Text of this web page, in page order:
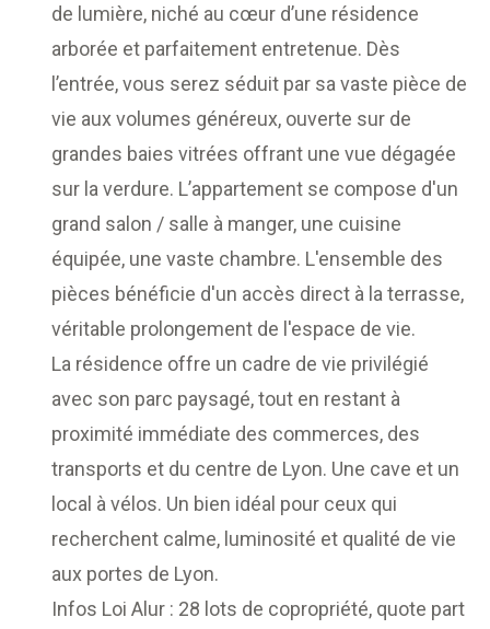
de lumière, niché au cœur d’une résidence
arborée et parfaitement entretenue. Dès
l’entrée, vous serez séduit par sa vaste pièce de
vie aux volumes généreux, ouverte sur de
grandes baies vitrées offrant une vue dégagée
sur la verdure. L’appartement se compose d'un
grand salon / salle à manger, une cuisine
équipée, une vaste chambre. L'ensemble des
pièces bénéficie d'un accès direct à la terrasse,
véritable prolongement de l'espace de vie.
La résidence offre un cadre de vie privilégié
avec son parc paysagé, tout en restant à
proximité immédiate des commerces, des
transports et du centre de Lyon. Une cave et un
local à vélos. Un bien idéal pour ceux qui
recherchent calme, luminosité et qualité de vie
aux portes de Lyon.
Infos Loi Alur : 28 lots de copropriété, quote part